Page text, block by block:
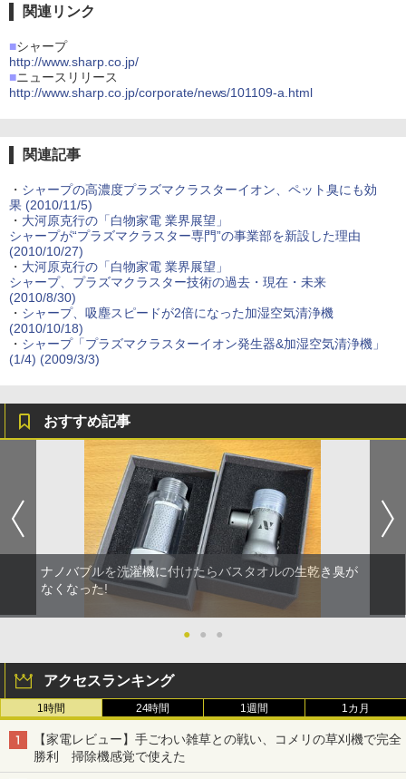
関連リンク
■シャープ
http://www.sharp.co.jp/
■ニュースリリース
http://www.sharp.co.jp/corporate/news/101109-a.html
関連記事
・ シャープの高濃度プラズマクラスターイオン、ペット臭にも効
果 (2010/11/5)
・ 大河原克行の「白物家電 業界展望」
シャープが“プラズマクラスター専門”の事業部を新設した理由
(2010/10/27)
・ 大河原克行の「白物家電 業界展望」
シャープ、プラズマクラスター技術の過去・現在・未来
(2010/8/30)
・ シャープ、吸塵スピードが2倍になった加湿空気清浄機
(2010/10/18)
・ シャープ「プラズマクラスターイオン発生器&加湿空気清浄機」
(1/4) (2009/3/3)
おすすめ記事
ナノバブルを洗濯機に付けたらバスタオルの生乾き臭が
なくなった!
● ● ●
アクセスランキング
1時間 24時間 1週間 1カ月
【家電レビュー】手ごわい雑草との戦い、コメリの草刈機で完全
勝利 掃除機感覚で使えた